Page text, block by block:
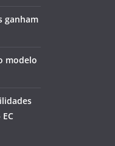
ganham
modelo